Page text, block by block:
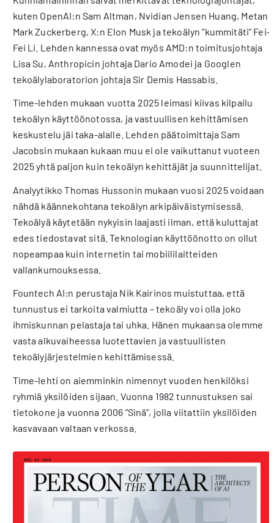
kuten OpenAI:n Sam Altman, Nvidian Jensen Huang, Metan
Mark Zuckerberg, X:n Elon Musk ja tekoälyn ”kummitäti” Fei-
Fei Li. Lehden kannessa ovat myös AMD:n toimitusjohtaja
Lisa Su, Anthropicin johtaja Dario Amodei ja Googlen
tekoälylaboratorion johtaja Sir Demis Hassabis.
Time-lehden mukaan vuotta 2025 leimasi kiivas kilpailu
tekoälyn käyttöönotossa, ja vastuullisen kehittämisen
keskustelu jäi taka-alalle. Lehden päätoimittaja Sam
Jacobsin mukaan kukaan muu ei ole vaikuttanut vuoteen
2025 yhtä paljon kuin tekoälyn kehittäjät ja suunnittelijat.
Analyytikko Thomas Hussonin mukaan vuosi 2025 voidaan
nähdä käännekohtana tekoälyn arkipäiväistymisessä.
Tekoälyä käytetään nykyisin laajasti ilman, että kuluttajat
edes tiedostavat sitä. Teknologian käyttöönotto on ollut
nopeampaa kuin internetin tai mobiililaitteiden
vallankumouksessa.
Fountech AI:n perustaja Nik Kairinos muistuttaa, että
tunnustus ei tarkoita valmiutta – tekoäly voi olla joko
ihmiskunnan pelastaja tai uhka. Hänen mukaansa olemme
vasta alkuvaiheessa luotettavien ja vastuullisten
tekoälyjärjestelmien kehittämisessä.
Time-lehti on aiemminkin nimennyt vuoden henkilöksi
ryhmiä yksilöiden sijaan. Vuonna 1982 tunnustuksen sai
tietokone ja vuonna 2006 ”Sinä”, jolla viitattiin yksilöiden
kasvavaan valtaan verkossa.